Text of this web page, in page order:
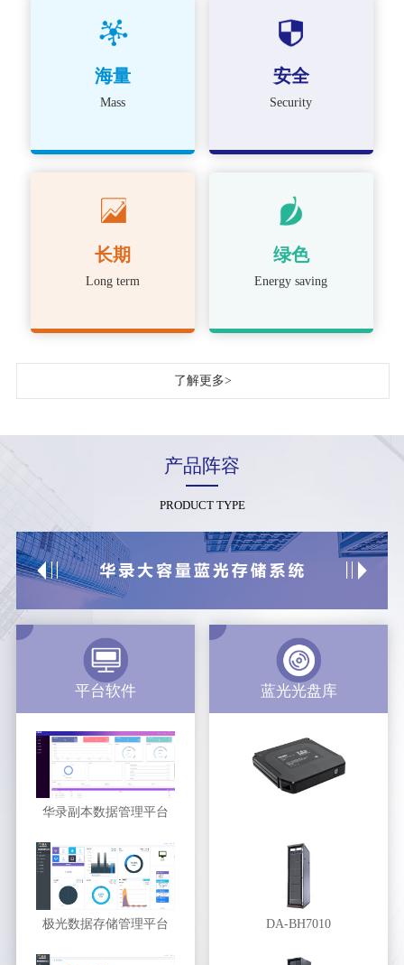
海量
Mass
安全
Security
长期
Long term
绿色
Energy saving
了解更多>
产品阵容
PRODUCT TYPE
平台软件
华录副本数据管理平台
极光数据存储管理平台
蓝光光盘库
DA-BH7010